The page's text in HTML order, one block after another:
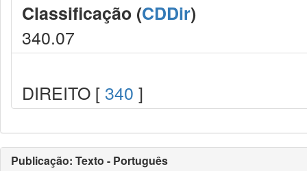
Classificação (CDDir)
340.07
DIREITO [ 340 ]
Publicação: Texto - Português